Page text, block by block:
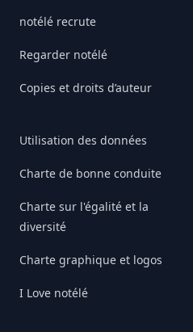
notélé recrute
Regarder notélé
Copies et droits d’auteur
Utilisation des données
Charte de bonne conduite
Charte sur l'égalité et la
diversité
Charte graphique et logos
I Love notélé